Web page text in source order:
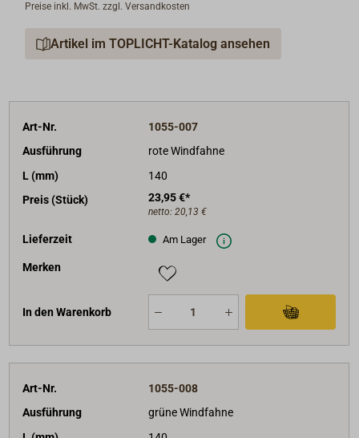
Preise inkl. MwSt. zzgl. Versandkosten
Artikel im TOPLICHT-Katalog ansehen
Art-Nr.
1055-007
Ausführung
rote Windfahne
L (mm)
140
Preis (Stück)
23,95 €*
netto: 20,13 €
Lieferzeit Am Lager
Merken
In den Warenkorb
Art-Nr.
1055-008
Ausführung
grüne Windfahne